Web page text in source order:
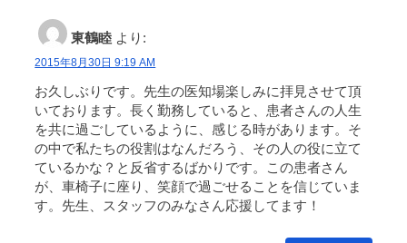
東鶴睦 より:
2015年8月30日 9:19 AM
お久しぶりです。先生の医知場楽しみに拝見させて頂
いております。長く勤務していると、患者さんの人生
を共に過ごしているように、感じる時があります。そ
の中で私たちの役割はなんだろう、その人の役に立て
ているかな？と反省するばかりです。この患者さん
が、車椅子に座り、笑顔で過ごせることを信じていま
す。先生、スタッフのみなさん応援してます！